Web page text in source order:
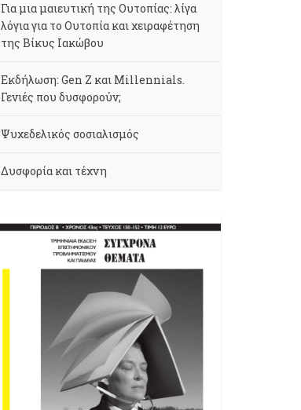
Για μια μαιευτική της Ουτοπίας: λίγα
λόγια για το Ουτοπία και χειραφέτηση
της Βίκυς Ιακώβου
Εκδήλωση: Gen Z και Millennials.
Γενιές που δυσφορούν;
Ψυχεδελικός σοσιαλισμός
Δυσφορία και τέχνη